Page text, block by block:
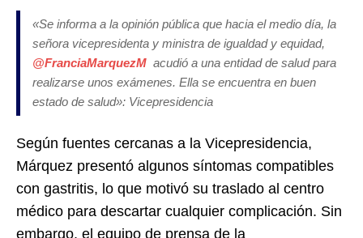
«Se informa a la opinión pública que hacia el medio día, la
señora vicepresidenta y ministra de igualdad y equidad,
@FranciaMarquezM acudió a una entidad de salud para
realizarse unos exámenes. Ella se encuentra en buen
estado de salud»: Vicepresidencia
Según fuentes cercanas a la Vicepresidencia,
Márquez presentó algunos síntomas compatibles
con gastritis, lo que motivó su traslado al centro
médico para descartar cualquier complicación. Sin
embargo, el equipo de prensa de la